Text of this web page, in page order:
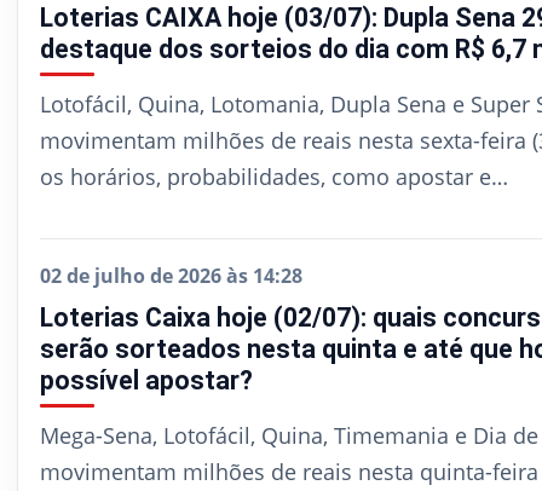
Loterias CAIXA hoje (03/07): Dupla Sena
destaque dos sorteios do dia com R$ 6,7
Lotofácil, Quina, Lotomania, Dupla Sena e Super
movimentam milhões de reais nesta sexta-feira
os horários, probabilidades, como apostar e…
02 de julho de 2026 às 14:28
Loterias Caixa hoje (02/07): quais
serão sorteados nesta quinta e até que
possível apostar?
Mega-Sena, Lotofácil, Quina, Timemania e Dia
movimentam milhões de reais nesta quinta-feira